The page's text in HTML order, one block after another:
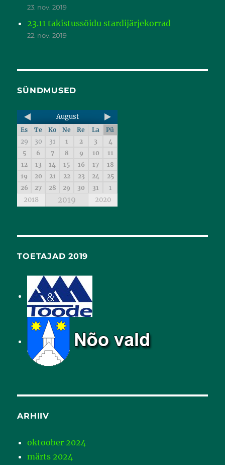
23. nov. 2019
23.11 takistussõidu stardijärjekorrad
22. nov. 2019
SÜNDMUSED
August
Es Te Ko Ne Re La
Pü
29
30 31 1 2 3
4
5
6 7 8 9 10
11
12
13 14 15 16 17
18
19
20 21 22 23 24
25
26
27 28 29 30 31 1
2018 2019 2020
TOETAJAD 2019
ARHIIV
oktoober 2024
märts 2024